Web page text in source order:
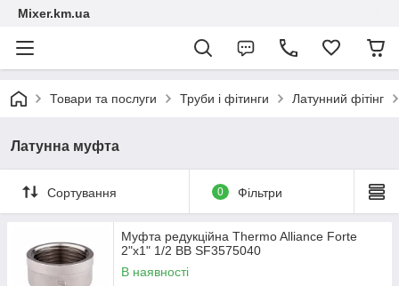
Mixer.km.ua
Товари та послуги Труби і фітинги Латунний фітінг
Латунна муфта
Сортування 0 Фільтри
Муфта редукційна Thermo Alliance Forte
2"х1" 1/2 ВВ SF3575040
В наявності